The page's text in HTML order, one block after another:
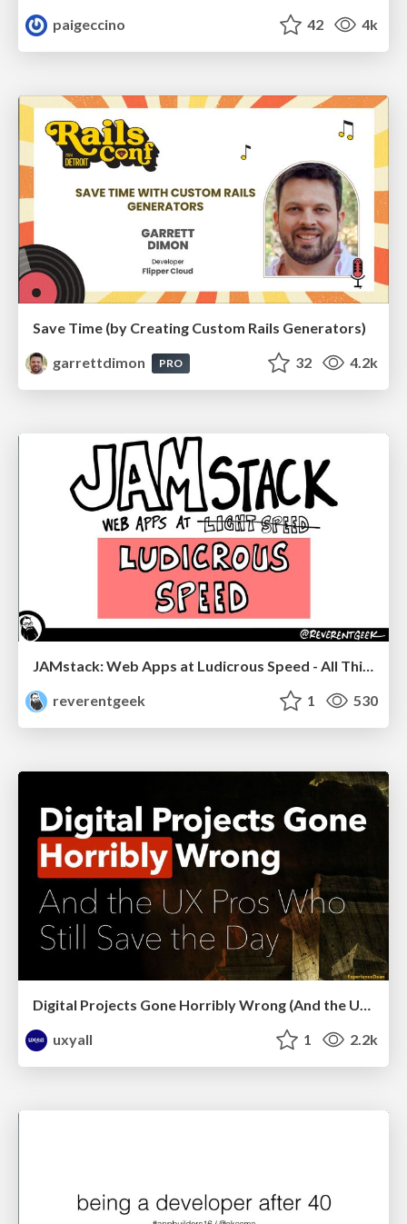
paigeccino
42 4k
Save Time (by Creating Custom Rails Generators)
garrettdimon
PRO 32 4.2k
JAMstack: Web Apps at Ludicrous Speed - All Things Open 2022
reverentgeek
1 530
Digital Projects Gone Horribly Wrong (And the UX Pros Who Still Save the Day) - Dean Schuster
uxyall
1 2.2k